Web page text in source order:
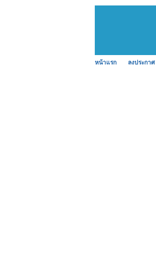
หน้าแรก ลงประกาศ